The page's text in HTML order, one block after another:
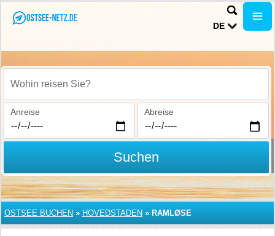
DE
Wohin reisen Sie?
Anreise Abreise
Suchen
OSTSEE BUCHEN » HOVEDSTADEN » RAMLØSE